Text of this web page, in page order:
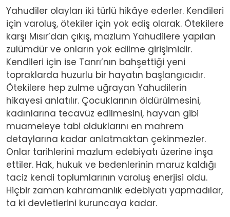
Yahudiler olayları iki türlü hikâye ederler. Kendileri
için varoluş, ötekiler için yok ediş olarak. Ötekilere
karşı Mısır’dan çıkış, mazlum Yahudilere yapılan
zulümdür ve onların yok edilme girişimidir.
Kendileri için ise Tanrı’nın bahşettiği yeni
topraklarda huzurlu bir hayatın başlangıcıdır.
Ötekilere hep zulme uğrayan Yahudilerin
hikayesi anlatılır. Çocuklarının öldürülmesini,
kadınlarına tecavüz edilmesini, hayvan gibi
muameleye tabi olduklarını en mahrem
detaylarına kadar anlatmaktan çekinmezler.
Onlar tarihlerini mazlum edebiyatı üzerine inşa
ettiler. Hak, hukuk ve bedenlerinin maruz kaldığı
taciz kendi toplumlarının varoluş enerjisi oldu.
Hiçbir zaman kahramanlık edebiyatı yapmadılar,
ta ki devletlerini kuruncaya kadar.